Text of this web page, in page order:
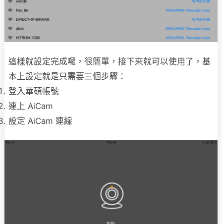
這樣就設定完成囉，很簡單，接下來就可以使用了，基
本上設定就是只需要三個步驟：
登入華碩帳號
連上 AiCam
設定 AiCam 連線